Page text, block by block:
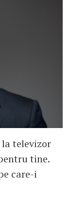
televizor
tine.
care-i